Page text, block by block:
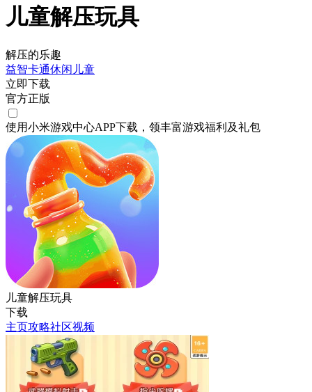
儿童解压玩具
解压的乐趣
益智卡通休闲 儿童
立即下载
官方正版
使用小米游戏中心APP下载 ，领丰富游戏福利 及礼包
儿童解压玩具
下载
主页攻略社区视频